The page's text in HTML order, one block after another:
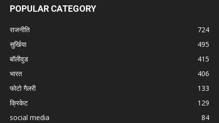
POPULAR CATEGORY
राजनीति
724
सुर्खिया
495
बॉलीवुड
415
भारत
406
फोटो गैलरी
133
क्रिकेट
129
social media
84